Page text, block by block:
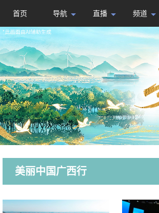
首页 导航 直播 频道
美丽中国广西行